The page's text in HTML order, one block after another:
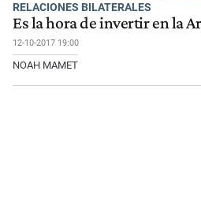
RELACIONES BILATERALES
Es la hora de invertir en la
12-10-2017 19:00
NOAH MAMET